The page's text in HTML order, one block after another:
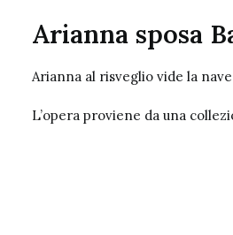
Arianna sposa
Arianna al risveglio vide la
L’opera proviene da una